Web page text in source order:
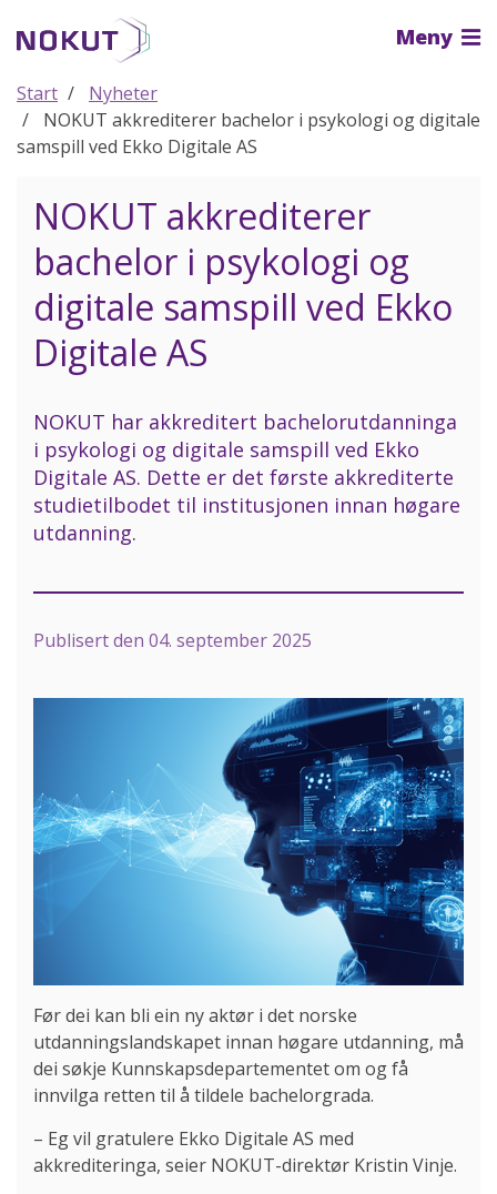
hovedinnhold
Meny
Start
Nyheter
NOKUT akkrediterer bachelor i psykologi og digitale
samspill ved Ekko Digitale AS
NOKUT akkrediterer
bachelor i psykologi og
digitale samspill ved Ekko
Digitale AS
NOKUT har akkreditert bachelorutdanninga
i psykologi og digitale samspill ved Ekko
Digitale AS. Dette er det første akkrediterte
studietilbodet til institusjonen innan høgare
utdanning.
Publisert den 04. september 2025
Før dei kan bli ein ny aktør i det norske
utdanningslandskapet innan høgare utdanning, må
dei søkje Kunnskapsdepartementet om og få
innvilga retten til å tildele bachelorgrada.
– Eg vil gratulere Ekko Digitale AS med
akkrediteringa, seier NOKUT-direktør Kristin Vinje.